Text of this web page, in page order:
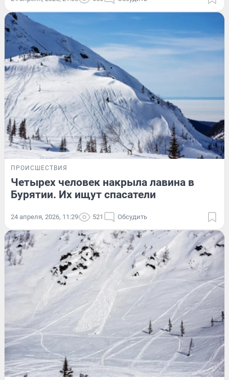
ПРОИСШЕСТВИЯ
Четырех человек накрыла лавина в
Бурятии. Их ищут спасатели
24 апреля, 2026, 11:29 521 Обсудить